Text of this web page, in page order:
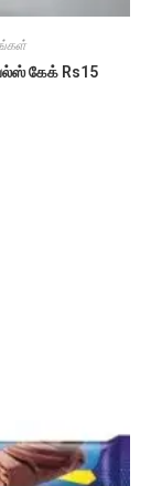
கேக் Rs15